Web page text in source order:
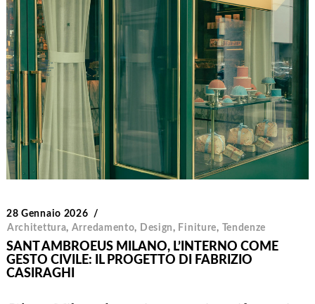
28 Gennaio 2026
Architettura, Arredamento, Design, Finiture, Tendenze
SANT AMBROEUS MILANO, L’INTERNO COME
GESTO CIVILE: IL PROGETTO DI FABRIZIO
CASIRAGHI